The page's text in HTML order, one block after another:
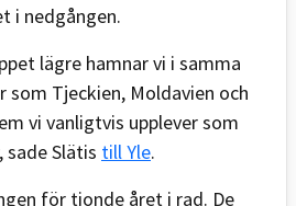
i nedgången.
lägre hamnar vi i samma
som Tjeckien, Moldavien och
vi vanligtvis upplever som
sade Slätis till Yle.
för tionde året i rad. De